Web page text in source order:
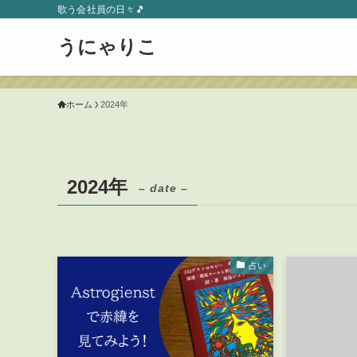
歌う会社員の日々🎵
うにゃりこ
ホーム 2024年
2024年 – date –
占い